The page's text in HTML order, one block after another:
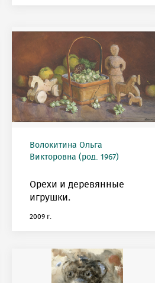
Волокитина Ольга
Викторовна (род. 1967)
Орехи и деревянные
игрушки.
2009 г.